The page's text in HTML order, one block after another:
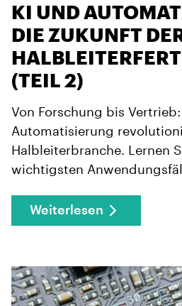
KI UND
DIE ZUKUNFT
(TEIL 2)
Von Forschung bis Vertrieb:
Automatisierung
Halbleiterbranche. Lernen
wichtigsten
Weiterlesen